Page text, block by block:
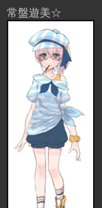
常盤遊美☆